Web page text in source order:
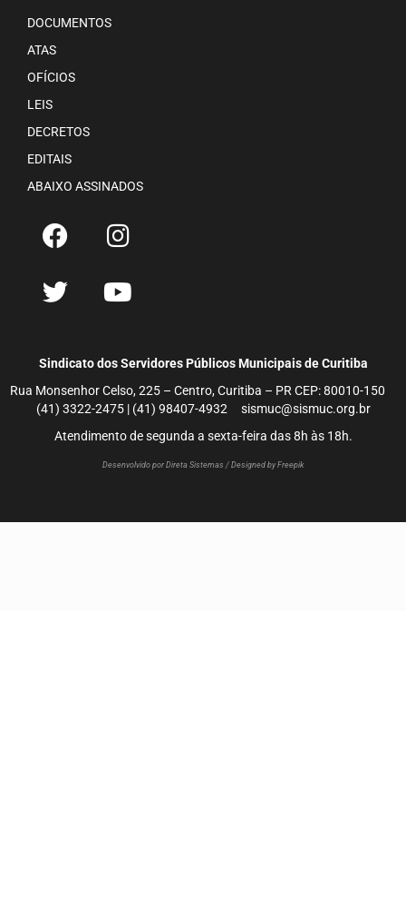
DOCUMENTOS
ATAS
OFÍCIOS
LEIS
DECRETOS
EDITAIS
ABAIXO ASSINADOS
Sindicato dos Servidores Públicos Municipais de Curitiba
Rua Monsenhor Celso, 225 – Centro, Curitiba – PR CEP: 80010-150
(41) 3322-2475 | (41) 98407-4932 sismuc@sismuc.org.br
Atendimento de segunda a sexta-feira das 8h às 18h.
Desenvolvido por Direta Sistemas / Designed by Freepik